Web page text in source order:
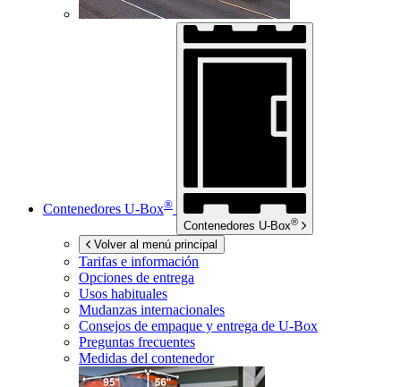
Contenedores U-Box®
Contenedores U-Box®
Volver al menú principal
Tarifas e información
Opciones de entrega
Usos habituales
Mudanzas internacionales
Consejos de empaque y entrega de U-Box
Preguntas frecuentes
Medidas del contenedor